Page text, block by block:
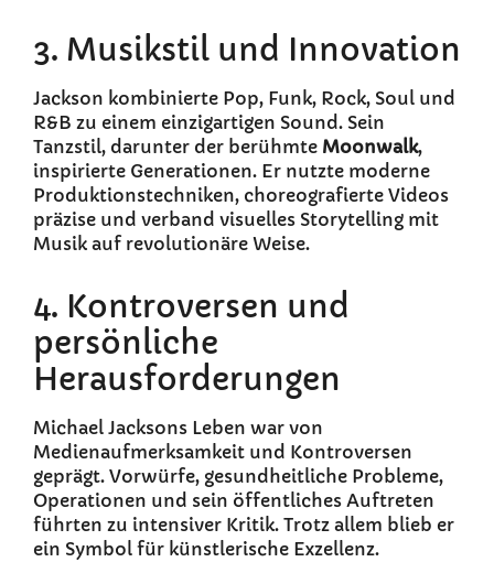
3. Musikstil und Innovation
Jackson kombinierte Pop, Funk, Rock, Soul und
R&B zu einem einzigartigen Sound. Sein
Tanzstil, darunter der berühmte Moonwalk,
inspirierte Generationen. Er nutzte moderne
Produktionstechniken, choreografierte Videos
präzise und verband visuelles Storytelling mit
Musik auf revolutionäre Weise.
4. Kontroversen und
persönliche
Herausforderungen
Michael Jacksons Leben war von
Medienaufmerksamkeit und Kontroversen
geprägt. Vorwürfe, gesundheitliche Probleme,
Operationen und sein öffentliches Auftreten
führten zu intensiver Kritik. Trotz allem blieb er
ein Symbol für künstlerische Exzellenz.